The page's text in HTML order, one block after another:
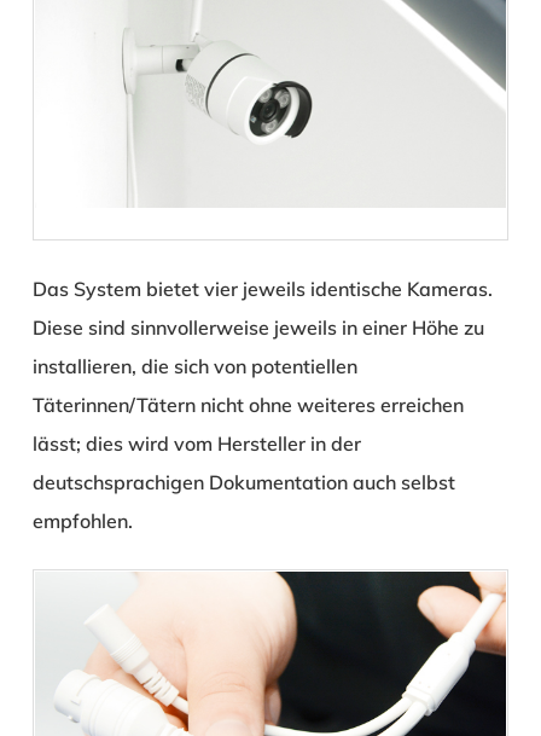
Das System bietet vier jeweils identische Kameras.
Diese sind sinnvollerweise jeweils in einer Höhe zu
installieren, die sich von potentiellen
Täterinnen/Tätern nicht ohne weiteres erreichen
lässt; dies wird vom Hersteller in der
deutschsprachigen Dokumentation auch selbst
empfohlen.